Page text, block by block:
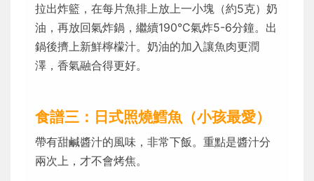
拉出炸籃，在每片魚排上放上一小塊（約5克）奶
油，再放回氣炸鍋，繼續190°C氣炸5-6分鐘。出
鍋後擠上新鮮檸檬汁。奶油的加入讓魚肉更潤
澤，香氣融合得更好。
食譜三：日式照燒鱈魚（小孩最愛）
帶有甜鹹醬汁的風味，非常下飯。重點是醬汁分
兩次上，才不會烤焦。